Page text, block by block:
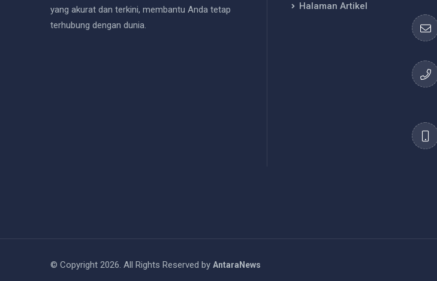
yang akurat dan terkini, membantu Anda tetap
terhubung dengan dunia.
Halaman Artikel
© Copyright 2026. All Rights Reserved by AntaraNews